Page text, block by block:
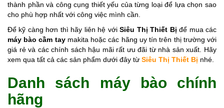
thành phần và công cụng thiết yếu của từng loại để lựa chọn sao
cho phù hợp nhất với công việc mình cần.
Để kỹ càng hơn thì hãy liên hệ với Siêu Thị Thiết Bị
máy bào cầm tay makita hoặc các hãng uy tín trên thị trường với
giá rẻ và các chính sách hậu mãi rất ưu đãi từ nhà sản xuất. Hãy
xem qua tất cả các sản phẩm dưới đây từ Siêu Thị Thiết Bị nhé.
Danh sách máy bào chính
hãng